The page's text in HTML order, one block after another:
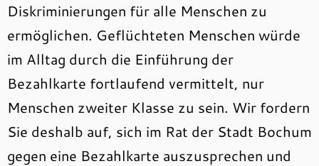
Diskriminierungen für alle Menschen zu
ermöglichen. Geflüchteten Menschen würde
im Alltag durch die Einführung der
Bezahlkarte fortlaufend vermittelt, nur
Menschen zweiter Klasse zu sein. Wir fordern
Sie deshalb auf, sich im Rat der Stadt Bochum
gegen eine Bezahlkarte auszusprechen und